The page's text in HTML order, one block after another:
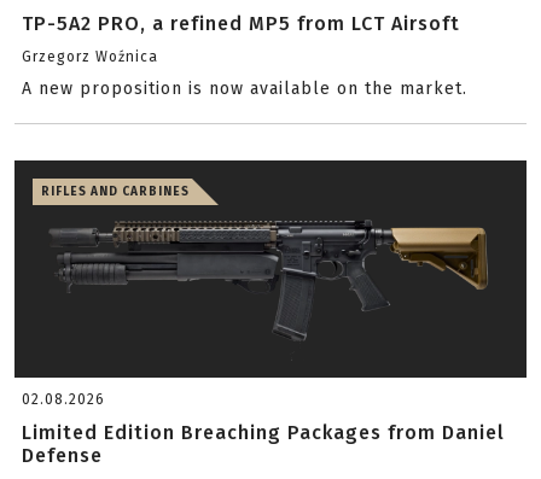
TP-5A2 PRO, a refined MP5 from LCT Airsoft
Grzegorz Woźnica
A new proposition is now available on the market.
RIFLES AND CARBINES
02.08.2026
Limited Edition Breaching Packages from Daniel
Defense